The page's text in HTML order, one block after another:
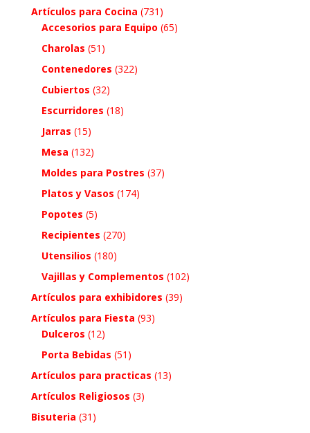
Artículos para Cocina (731)
Accesorios para Equipo (65)
Charolas (51)
Contenedores (322)
Cubiertos (32)
Escurridores (18)
Jarras (15)
Mesa (132)
Moldes para Postres (37)
Platos y Vasos (174)
Popotes (5)
Recipientes (270)
Utensilios (180)
Vajillas y Complementos (102)
Artículos para exhibidores (39)
Artículos para Fiesta (93)
Dulceros (12)
Porta Bebidas (51)
Artículos para practicas (13)
Artículos Religiosos (3)
Bisuteria (31)